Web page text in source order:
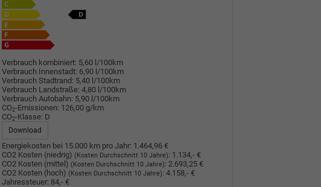
Verbrauch kombiniert: 5,60 l/100km
Verbrauch Innenstadt: 6,90 l/100km
Verbrauch Stadtrand: 5,40 l/100km
Verbrauch Landstraße: 4,80 l/100km
Verbrauch Autobahn: 5,90 l/100km
CO2-Emissionen: 126,00 g/km
CO2-Klasse: D
Download
Energiekosten bei 15.000 km pro Jahr: 1.464,96 €
CO2 Kosten (niedrig) (Kosten Durchschnitt 10 Jahre): 1.134,- €
CO2 Kosten (mittel) (Kosten Durchschnitt 10 Jahre): 2.693,25 €
CO2 Kosten (hoch) (Kosten Durchschnitt 10 Jahre): 4.158,- €
Jahressteuer: 84,- €